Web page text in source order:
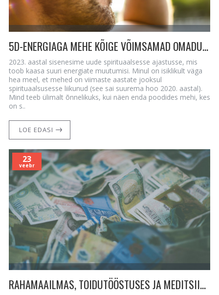
5D-ENERGIAGA MEHE KÕIGE VÕIMSAMAD OMADUSED - HINGESUGULASED JA KAKSIKLEEGID
2023. aastal sisenesime uude spirituaalsesse ajastusse, mis
toob kaasa suuri energiate muutumisi. Minul on isiklikult väga
hea meel, et mehed on viimaste aastate jooksul
spirituaalsusesse liikunud (see sai suurema hoo 2020. aastal).
Mind teeb ülimalt õnnelikuks, kui näen enda poodides mehi, kes
on s..
LOE EDASI
23
veebr
RAHAMAAILMAS, TOIDUTÖÖSTUSES JA MEDITSIINIS TULEVAD SUURED GLOBAALSED MUUTUSED 3D- JA 5D-TASANDIL KORRAGA - 2023-2024 ON PLUUTO KALJUKITSES JA VEEVALAJAS